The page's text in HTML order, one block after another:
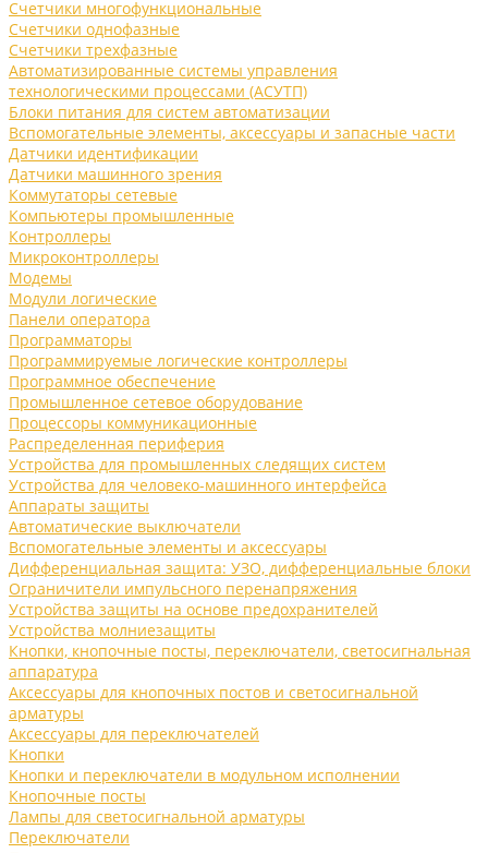
Счетчики многофункциональные
Счетчики однофазные
Счетчики трехфазные
Автоматизированные системы управления
технологическими процессами (АСУТП)
Блоки питания для систем автоматизации
Вспомогательные элементы, аксессуары и запасные части
Датчики идентификации
Датчики машинного зрения
Коммутаторы сетевые
Компьютеры промышленные
Контроллеры
Микроконтроллеры
Модемы
Модули логические
Панели оператора
Программаторы
Программируемые логические контроллеры
Программное обеспечение
Промышленное сетевое оборудование
Процессоры коммуникационные
Распределенная периферия
Устройства для промышленных следящих систем
Устройства для человеко-машинного интерфейса
Аппараты защиты
Автоматические выключатели
Вспомогательные элементы и аксессуары
Дифференциальная защита: УЗО, дифференциальные блоки
Ограничители импульсного перенапряжения
Устройства защиты на основе предохранителей
Устройства молниезащиты
Кнопки, кнопочные посты, переключатели, светосигнальная
аппаратура
Аксессуары для кнопочных постов и светосигнальной
арматуры
Аксессуары для переключателей
Кнопки
Кнопки и переключатели в модульном исполнении
Кнопочные посты
Лампы для светосигнальной арматуры
Переключатели